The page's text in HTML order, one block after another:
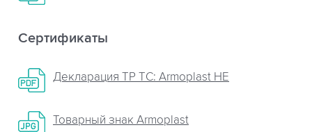
Сертификаты
Декларация ТР ТС: Armoplast HE
Товарный знак Armoplast